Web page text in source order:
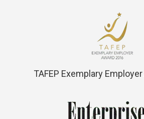
TAFEP Exemplary